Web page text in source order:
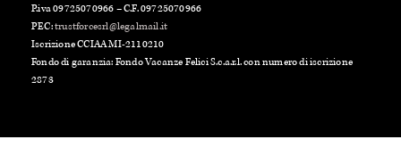
P.iva 09725070966 – C.F. 09725070966
PEC:trustforcesrl@legalmail.it
Iscrizione CCIAA MI-2110210
Fondo di garanzia: Fondo Vacanze Felici S.c.a.r.l. con numero di iscrizione
2873